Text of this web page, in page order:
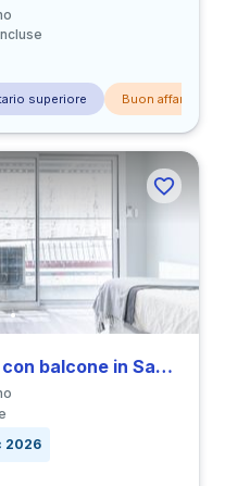
superiore Buon affare
Luminoso camera doppia con balcone in Sant Gervasi-Galvany
2026